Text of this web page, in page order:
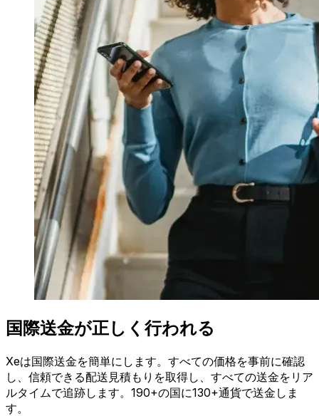
国際送金が正しく行われる
Xeは国際送金を簡単にします。すべての価格を事前に確認
し、信頼できる配送見積もりを取得し、すべての送金をリア
ルタイムで追跡します。190+の国に130+通貨で送金しま
す。